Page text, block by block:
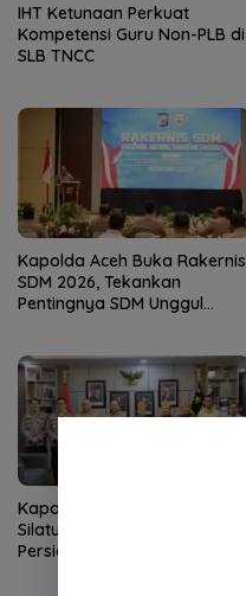
IHT Ketunaan Perkuat
Kompetensi Guru Non-PLB di
SLB TNCC
Kapolda Aceh Buka Rakernis
SDM 2026, Tekankan
Pentingnya SDM Unggul
Kapolda Aceh Terima
Silaturahmi LVRI, Bahas
Persiapan Hari Veteran